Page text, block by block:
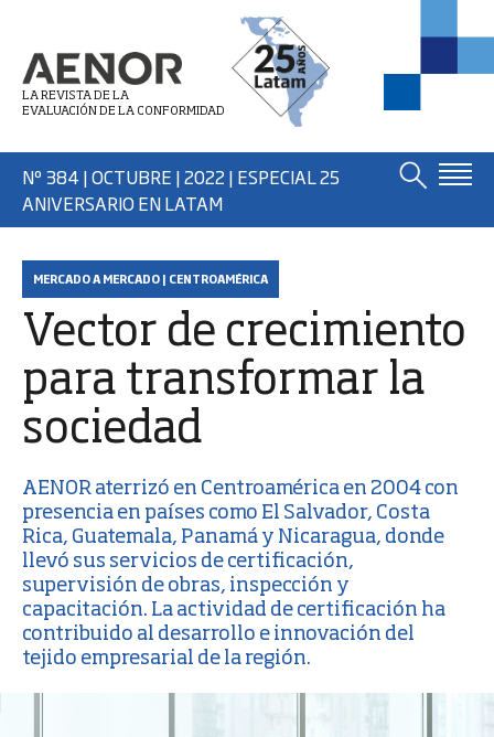
LA REVISTA DE LA
EVALUACIÓN DE LA CONFORMIDAD
Nº 384 | OCTUBRE | 2022 | ESPECIAL 25
ANIVERSARIO EN LATAM
MERCADO A MERCADO | CENTROAMÉRICA
Vector de crecimiento
para transformar la
sociedad
AENOR aterrizó en Centroamérica en 2004 con
presencia en países como El Salvador, Costa
Rica, Guatemala, Panamá y Nicaragua, donde
llevó sus servicios de certificación,
supervisión de obras, inspección y
capacitación. La actividad de certificación ha
contribuido al desarrollo e innovación del
tejido empresarial de la región.